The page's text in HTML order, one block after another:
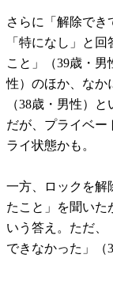
さらに「解除でき
「特になし」と
こと」（39歳・
性）のほか、なか
（38歳・男性）
だが、プライベー
ライ状態かも。
一方、ロックを解
たこと」を聞いた
いう答え。ただ、
できなかった」（